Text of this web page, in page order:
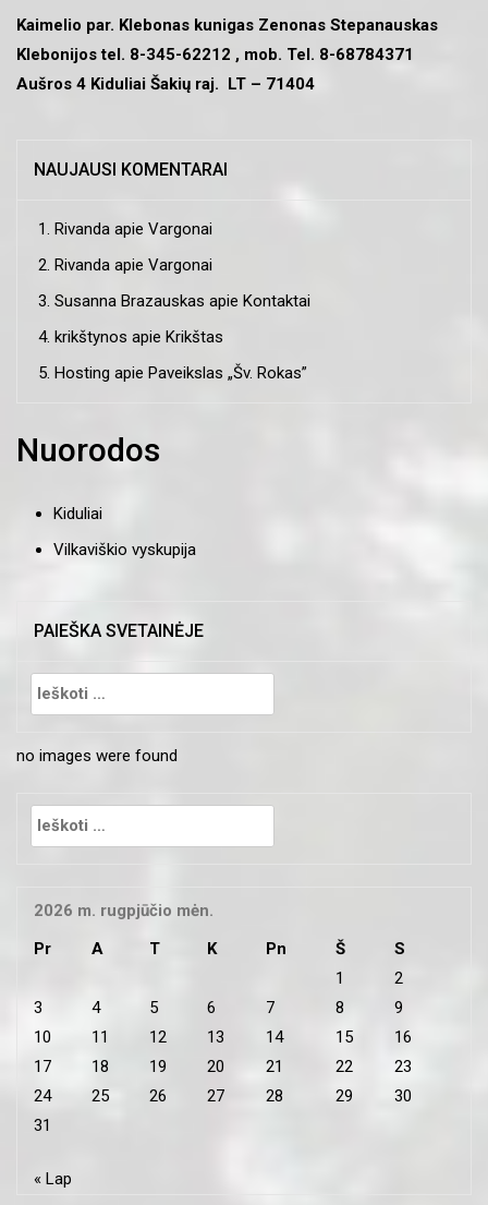
Kaimelio par. Klebonas kunigas Zenonas Stepanauskas
Klebonijos tel. 8-345-62212 , mob. Tel. 8-68784371
Aušros 4 Kiduliai Šakių raj. LT – 71404
NAUJAUSI KOMENTARAI
Rivanda apie Vargonai
Rivanda apie Vargonai
Susanna Brazauskas apie Kontaktai
krikštynos apie Krikštas
Hosting apie Paveikslas „Šv. Rokas”
Nuorodos
Kiduliai
Vilkaviškio vyskupija
PAIEŠKA SVETAINĖJE
Ieškoti:
no images were found
Ieškoti:
2026 m. rugpjūčio mėn.
Pr
A T K Pn Š
S
1
2
3
4 5 6 7 8
9
10
11 12 13 14 15
16
17
18 19 20 21 22
23
24
25 26 27 28 29
30
31
« Lap